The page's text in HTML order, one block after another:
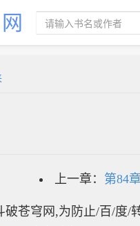
上一章： 第84
破苍穹网,为防止/百/度/